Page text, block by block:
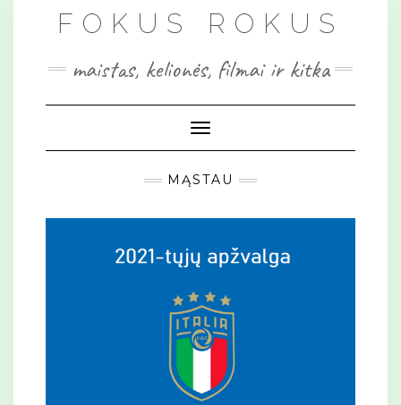
FOKUS ROKUS
maistas, kelionės, filmai ir kitka
Toggle Navigation
MĄSTAU